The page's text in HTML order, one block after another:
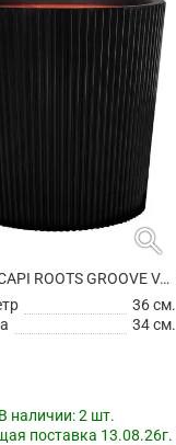
search
КАШПО CAPI ROOTS GROOVE VASE CONICAL BLACK
36 см.
34 см.
наличии:2 шт.
поставка 13.08.26г.